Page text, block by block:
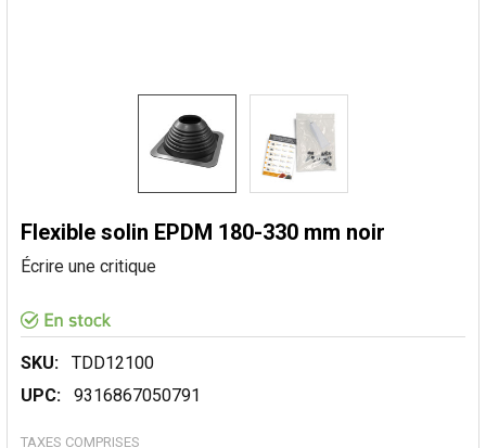
Flexible solin EPDM 180-330 mm noir
Écrire une critique
SKU:
TDD12100
UPC:
9316867050791
TAXES COMPRISES